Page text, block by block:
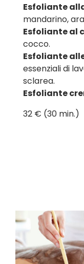
Esfoliante
mandarino,
Esfoliante al
cocco.
Esfoliante
essenziali di
sclarea.
Esfoliante
32 € (30 min.)